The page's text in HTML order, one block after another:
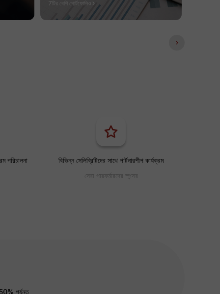
7টির বেশি পোর্টফোলিও
পরিচালনা
বিভিন্ন সেলিব্রিটিদের সাথে পার্টনারশীপ কার্যক্রম
সেরা পারফর্মারদের স্পন্সর
পর্যন্ত